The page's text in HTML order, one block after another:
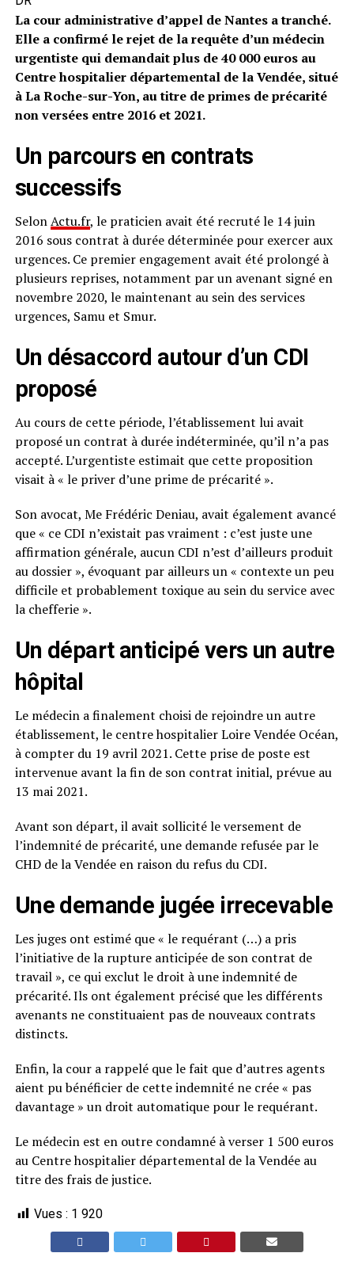
La cour administrative d’appel de Nantes a tranché.
Elle a confirmé le rejet de la requête d’un médecin
urgentiste qui demandait plus de 40 000 euros au
Centre hospitalier départemental de la Vendée, situé
à La Roche-sur-Yon, au titre de primes de précarité
non versées entre 2016 et 2021.
Un parcours en contrats
successifs
SelonActu.fr, le praticien avait été recruté le 14 juin
2016 sous contrat à durée déterminée pour exercer aux
urgences. Ce premier engagement avait été prolongé à
plusieurs reprises, notamment par un avenant signé en
novembre 2020, le maintenant au sein des services
urgences, Samu et Smur.
Un désaccord autour d’un CDI
proposé
Au cours de cette période, l’établissement lui avait
proposé un contrat à durée indéterminée, qu’il n’a pas
accepté. L’urgentiste estimait que cette proposition
visait à « le priver d’une prime de précarité ».
Son avocat, Me Frédéric Deniau, avait également avancé
que « ce CDI n’existait pas vraiment : c’est juste une
affirmation générale, aucun CDI n’est d’ailleurs produit
au dossier », évoquant par ailleurs un « contexte un peu
difficile et probablement toxique au sein du service avec
la chefferie ».
Un départ anticipé vers un autre
hôpital
Le médecin a finalement choisi de rejoindre un autre
établissement, le centre hospitalier Loire Vendée Océan,
à compter du 19 avril 2021. Cette prise de poste est
intervenue avant la fin de son contrat initial, prévue au
13 mai 2021.
Avant son départ, il avait sollicité le versement de
l’indemnité de précarité, une demande refusée par le
CHD de la Vendée en raison du refus du CDI.
Une demande jugée irrecevable
Les juges ont estimé que « le requérant (…) a pris
l’initiative de la rupture anticipée de son contrat de
travail », ce qui exclut le droit à une indemnité de
précarité. Ils ont également précisé que les différents
avenants ne constituaient pas de nouveaux contrats
distincts.
Enfin, la cour a rappelé que le fait que d’autres agents
aient pu bénéficier de cette indemnité ne crée « pas
davantage » un droit automatique pour le requérant.
Le médecin est en outre condamné à verser 1 500 euros
au Centre hospitalier départemental de la Vendée au
titre des frais de justice.
Vues : 1 920